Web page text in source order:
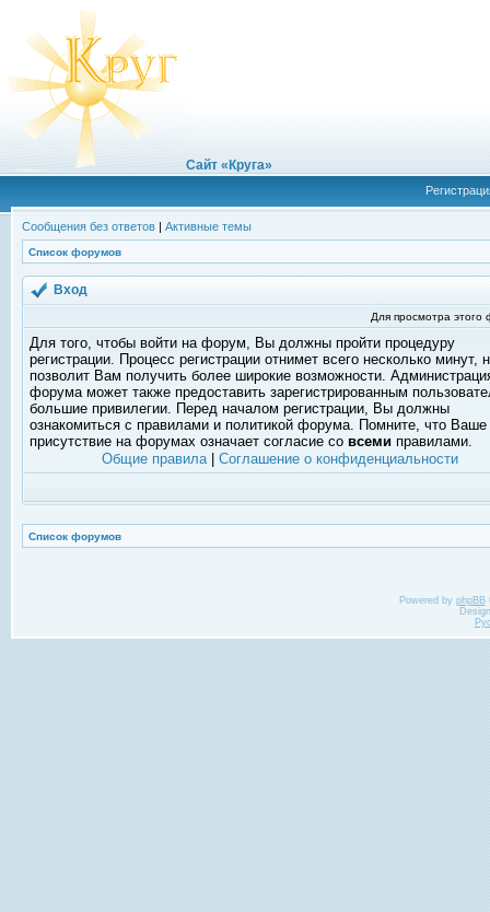
Сайт «Круга»
Сообщения без ответов | Активные темы
Список форумов
Вход
Для просмотра
Для того, чтобы войти на форум, Вы должны пройти процедуру
регистрации. Процесс регистрации отнимет всего несколько минут,
позволит Вам получить более широкие возможности.
форума может также предоставить зарегистрированным
большие привилегии. Перед началом регистрации, Вы должны
ознакомиться с правилами и политикой форума. Помните, что Ваше
присутствие на форумах означает согласие со всеми правилами.
Общие правила| Соглашение о конфиденциальности
Список форумов
Powered by phpBB